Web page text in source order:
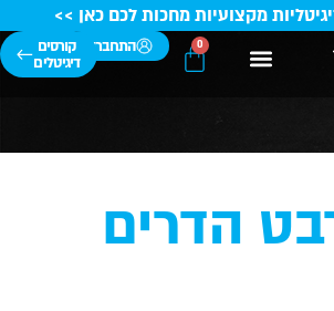
מקצועיות מחכות לכם כאן >>
התחברות קורסים
דיגיטלים
הדרים